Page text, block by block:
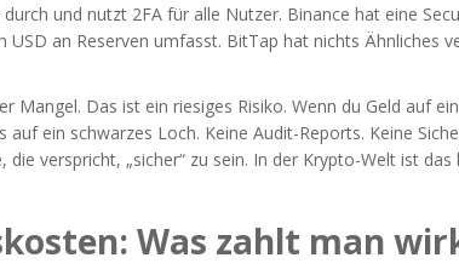
und nutzt 2FA für alle Nutzer. Binance hat eine
USD an Reserven umfasst. BitTap hat nichts Ähnliches
Mangel. Das ist ein riesiges Risiko. Wenn du Geld auf
auf ein schwarzes Loch. Keine Audit-Reports. Keine
die verspricht, „sicher“ zu sein. In der Krypto-Welt ist
Was zahlt man